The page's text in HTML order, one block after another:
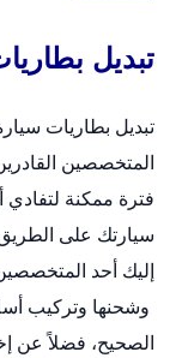
تبديل
تبديل بطاريات
المتخصصين
فترة ممكنة
سيارتك على الطريق
إليك أحد
وشحنها وتركيب
الصحيح، فضلاً عن